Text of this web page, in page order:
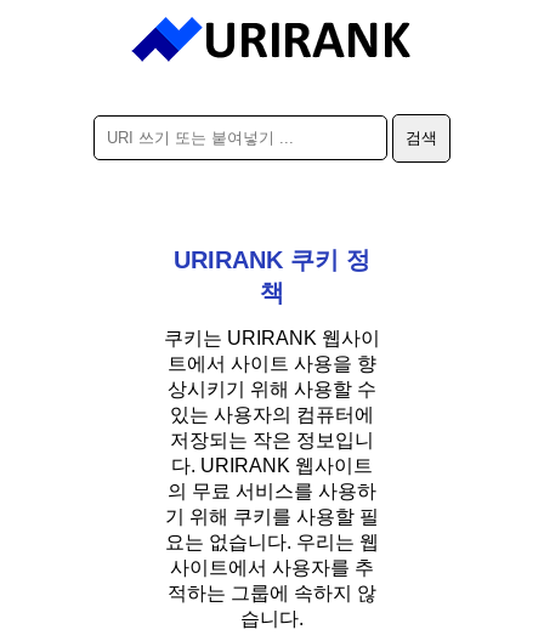
URIRANK 쿠키 정
책
쿠키는 URIRANK 웹사이
트에서 사이트 사용을 향
상시키기 위해 사용할 수
있는 사용자의 컴퓨터에
저장되는 작은 정보입니
다. URIRANK 웹사이트
의 무료 서비스를 사용하
기 위해 쿠키를 사용할 필
요는 없습니다. 우리는 웹
사이트에서 사용자를 추
적하는 그룹에 속하지 않
습니다.